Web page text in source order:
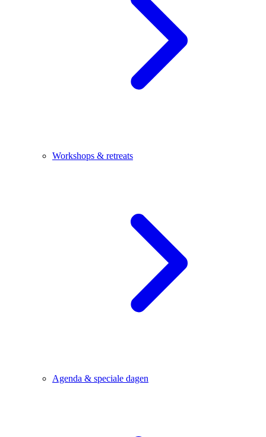
Workshops & retreats
Agenda & speciale dagen